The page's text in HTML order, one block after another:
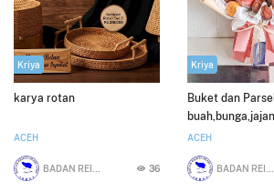
Kriya
karya rotan
ACEH
36
Kriya
Buket dan
asinan sesuai
costumer
ACEH